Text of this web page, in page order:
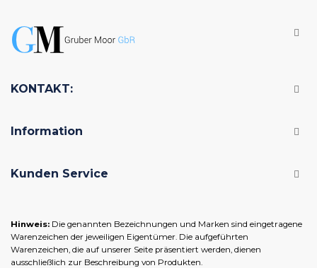
KONTAKT:
Information
Kunden Service
Hinweis: Die genannten Bezeichnungen und Marken sind eingetragene
Warenzeichen der jeweiligen Eigentümer. Die aufgeführten
Warenzeichen, die auf unserer Seite präsentiert werden, dienen
ausschließlich zur Beschreibung von Produkten.